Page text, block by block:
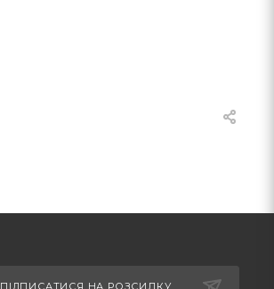
ПІДПИСАТИСЯ НА РОЗСИЛКУ